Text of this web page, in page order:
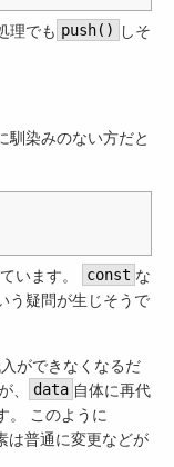
理でも push()
しそ
馴染みのない方だと
います。 const な
う疑問が生じそうで
ができなくなるだ
、 data 自体に再代
。 このように
は普通に変更などが